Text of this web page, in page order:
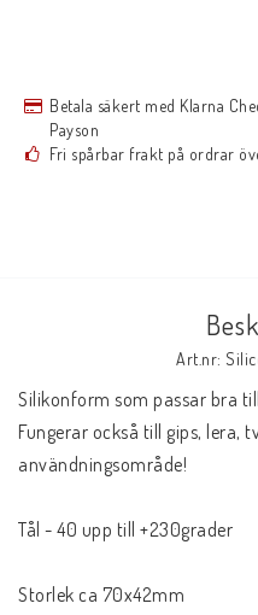
Betala säkert med Klarna
Payson
Fri spårbar frakt på ordrar
Art.nr:
Silikonform som passar bra
Fungerar också till gips, lera,
användningsområde!
Tål - 40 upp till +230grader
Storlek ca 70x42mm